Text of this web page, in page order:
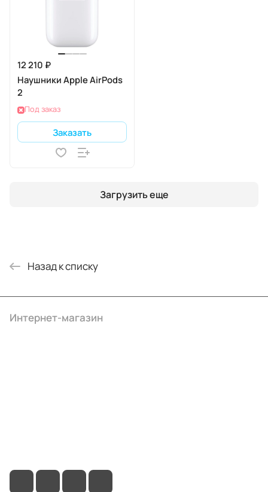
12 210 ₽
Наушники Apple AirPods
2
Под заказ
Заказать
Загрузить еще
Назад к списку
Интернет-магазин